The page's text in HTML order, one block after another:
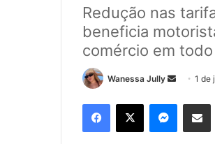
Redução nas
beneficia
comércio em
Wanessa Jully
d
1 de